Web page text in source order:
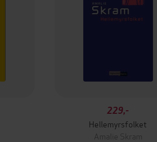
229,-
Hellemyrsfolket
Amalie Skram